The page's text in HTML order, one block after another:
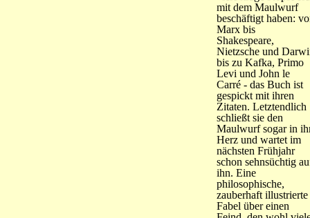
mit dem Maulwurf
beschäftigt haben:
Marx bis
Shakespeare,
Nietzsche und
bis zu Kafka, Primo
Levi und John le
Carré - das Buch ist
gespickt mit ihren
Zitaten. Letztendlich
schließt sie den
Maulwurf sogar in
Herz und wartet im
nächsten Frühjahr
schon sehnsüchtig
ihn. Eine
philosophische,
zauberhaft illustrierte
Fabel über einen